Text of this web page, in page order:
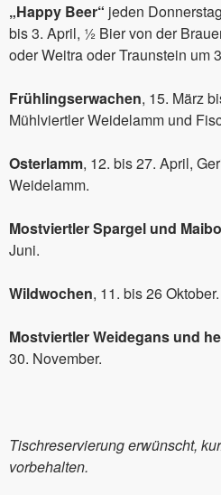
„Happy Beer“ jeden
bis 3. April, ½ Bier von der
oder Weitra oder Traunstein um
Frühlingserwachen, 15. März
Mühlviertler Weidelamm und
Osterlamm, 12. bis 27. April,
Weidelamm.
Mostviertler Spargel und
Juni.
Wildwochen, 11. bis 26 Oktober.
Mostviertler Weidegans und
30. November.
Tischreservierung erwünscht,
vorbehalten.